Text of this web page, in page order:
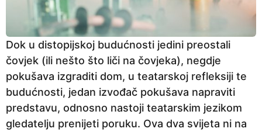
Dok u distopijskoj budućnosti jedini preostali
čovjek (ili nešto što liči na čovjeka), negdje
pokušava izgraditi dom, u teatarskoj refleksiji te
budućnosti, jedan izvođač pokušava napraviti
predstavu, odnosno nastoji teatarskim jezikom
gledatelju prenijeti poruku. Ova dva svijeta ni na